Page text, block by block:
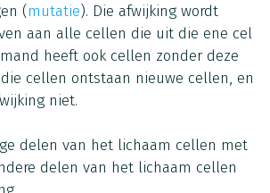
(mutatie). Die afwijking wordt
aan alle cellen die uit die ene cel
heeft ook cellen zonder deze
cellen ontstaan nieuwe cellen, en
niet.
delen van het lichaam cellen met
delen van het lichaam cellen